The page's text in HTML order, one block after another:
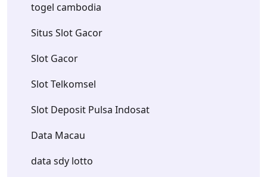
togel cambodia
Situs Slot Gacor
Slot Gacor
Slot Telkomsel
Slot Deposit Pulsa Indosat
Data Macau
data sdy lotto